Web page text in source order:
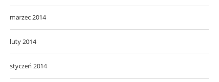
marzec 2014
luty 2014
styczeń 2014